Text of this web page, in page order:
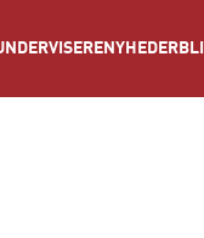
NYHEDER